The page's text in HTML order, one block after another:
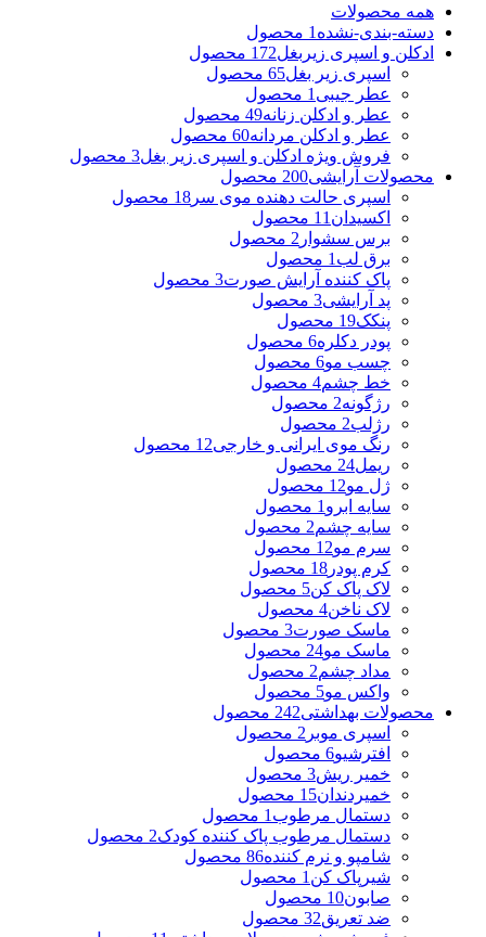
همه محصولات
دسته-بندی-نشده 1 محصول
ادکلن و اسپری زیربغل172 محصول
اسپری زیر بغل65 محصول
عطر جیبی 1 محصول
عطر و ادکلن زنانه49 محصول
عطر و ادکلن مردانه60 محصول
فروش ویژه ادکلن و اسپری زیر بغل3 محصول
محصولات آرایشی200 محصول
اسپری حالت دهنده موی سر 18 محصول
اکسیدان 11 محصول
برس سشوار 2 محصول
برق لب 1 محصول
پاک کننده آرایش صورت3 محصول
پد آرایشی3 محصول
پنکک19 محصول
پودر دکلره6 محصول
چسب مو6 محصول
خط چشم4 محصول
رژگونه2 محصول
رژلب2 محصول
رنگ موی ایرانی و خارجی12 محصول
ریمل24 محصول
ژل مو12 محصول
سایه ابرو 1 محصول
سایه چشم2 محصول
سرم مو12 محصول
کرم پودر 18 محصول
لاک پاک کن5 محصول
لاک ناخن4 محصول
ماسک صورت3 محصول
ماسک مو24 محصول
مداد چشم2 محصول
واکس مو5 محصول
محصولات بهداشتی242 محصول
اسپری موبر 2 محصول
افترشیو6 محصول
خمیر ریش3 محصول
خمیردندان15 محصول
دستمال مرطوب 1 محصول
دستمال مرطوب پاک کننده کودک2 محصول
شامپو و نرم کننده86 محصول
شیرپاک کن 1 محصول
صابون10 محصول
ضد تعریق32 محصول